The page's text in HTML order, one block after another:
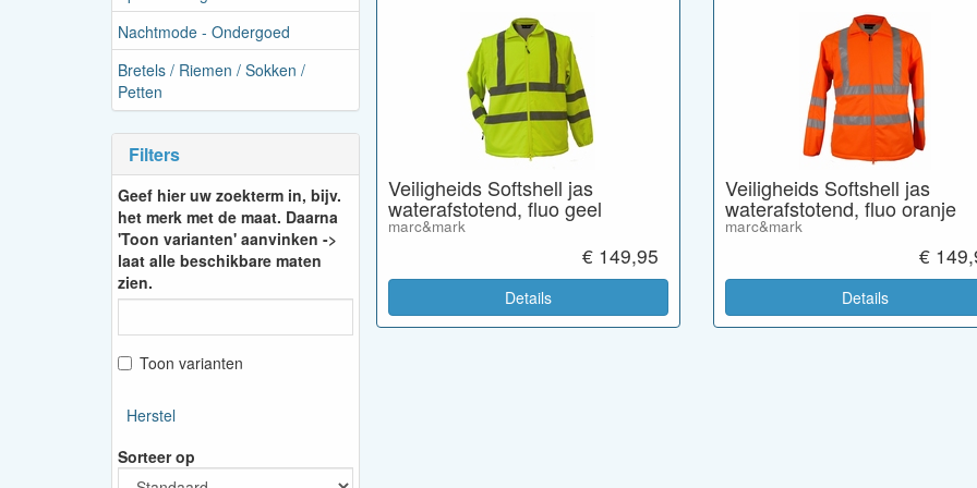
Nachtmode - Ondergoed
Bretels / Riemen / Sokken /
Petten
Filters
Geef hier uw zoekterm in, bijv.
het merk met de maat. Daarna
'Toon varianten' aanvinken ->
laat alle beschikbare maten
zien.
Toon varianten
Herstel
Sorteer op
Veiligheids Softshell jas
waterafstotend, fluo geel
marc&mark
€ 149,95
Details
Veiligheids Softshell jas
waterafstotend, fluo oranje
marc&mark
€
Details